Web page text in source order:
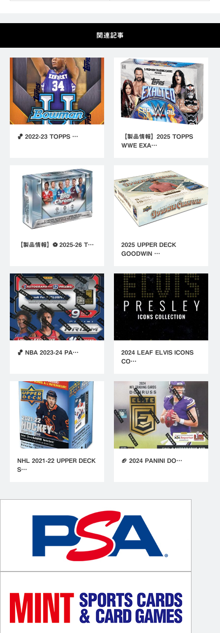
関連記事
🏀 2022-23 TOPPS …
【製品情報】2025 TOPPS
WWE EXA…
【製品情報】⚽ 2025-26 T…
2025 UPPER DECK
GOODWIN …
🏀 NBA 2023-24 PA…
2024 LEAF ELVIS ICONS
CO…
NHL 2021-22 UPPER DECK
S…
🏈 2024 PANINI DO…